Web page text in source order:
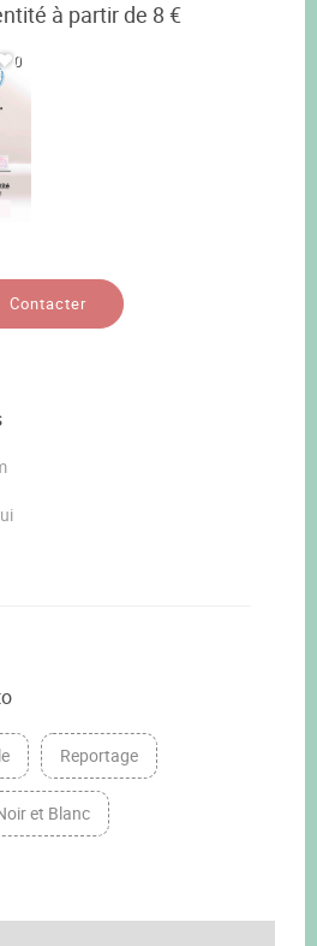
à partir de 8 €
0
Contacter
Reportage
et Blanc